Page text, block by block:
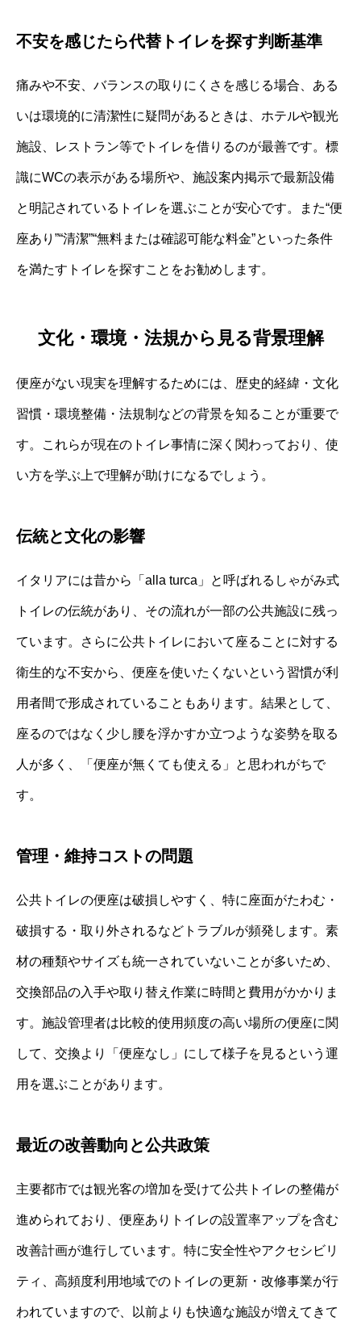
不安を感じたら代替トイレを探す判断基準
痛みや不安、バランスの取りにくさを感じる場合、ある
いは環境的に清潔性に疑問があるときは、ホテルや観光
施設、レストラン等でトイレを借りるのが最善です。標
識にWCの表示がある場所や、施設案内掲示で最新設備
と明記されているトイレを選ぶことが安心です。また“便
座あり”“清潔”“無料または確認可能な料金”といった条件
を満たすトイレを探すことをお勧めします。
文化・環境・法規から見る背景理解
便座がない現実を理解するためには、歴史的経緯・文化
習慣・環境整備・法規制などの背景を知ることが重要で
す。これらが現在のトイレ事情に深く関わっており、使
い方を学ぶ上で理解が助けになるでしょう。
伝統と文化の影響
イタリアには昔から「alla turca」と呼ばれるしゃがみ式
トイレの伝統があり、その流れが一部の公共施設に残っ
ています。さらに公共トイレにおいて座ることに対する
衛生的な不安から、便座を使いたくないという習慣が利
用者間で形成されていることもあります。結果として、
座るのではなく少し腰を浮かすか立つような姿勢を取る
人が多く、「便座が無くても使える」と思われがちで
す。
管理・維持コストの問題
公共トイレの便座は破損しやすく、特に座面がたわむ・
破損する・取り外されるなどトラブルが頻発します。素
材の種類やサイズも統一されていないことが多いため、
交換部品の入手や取り替え作業に時間と費用がかかりま
す。施設管理者は比較的使用頻度の高い場所の便座に関
して、交換より「便座なし」にして様子を見るという運
用を選ぶことがあります。
最近の改善動向と公共政策
主要都市では観光客の増加を受けて公共トイレの整備が
進められており、便座ありトイレの設置率アップを含む
改善計画が進行しています。特に安全性やアクセシビリ
ティ、高頻度利用地域でのトイレの更新・改修事業が行
われていますので、以前よりも快適な施設が増えてきて